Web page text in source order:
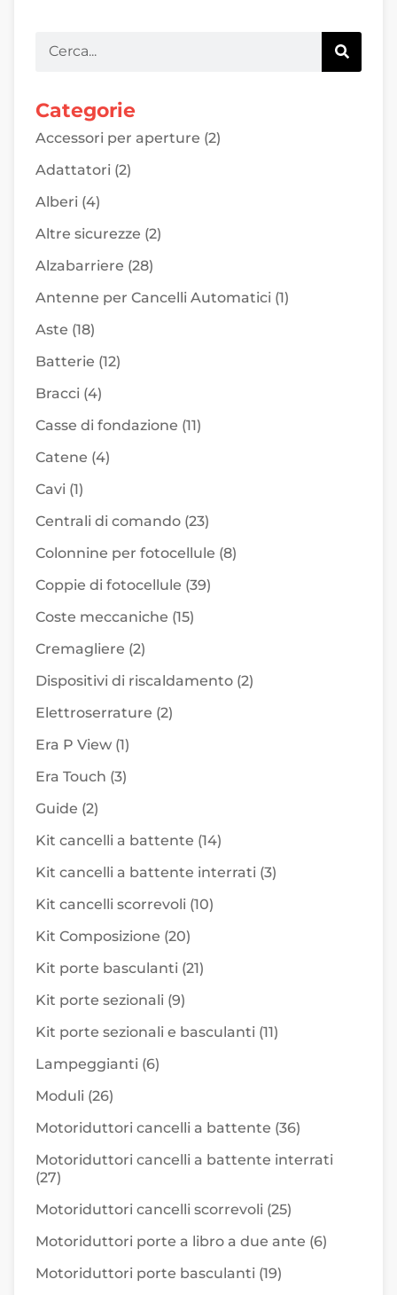
Categorie
Accessori per aperture (2)
Adattatori (2)
Alberi (4)
Altre sicurezze (2)
Alzabarriere (28)
Antenne per Cancelli Automatici (1)
Aste (18)
Batterie (12)
Bracci (4)
Casse di fondazione (11)
Catene (4)
Cavi (1)
Centrali di comando (23)
Colonnine per fotocellule (8)
Coppie di fotocellule (39)
Coste meccaniche (15)
Cremagliere (2)
Dispositivi di riscaldamento (2)
Elettroserrature (2)
Era P View (1)
Era Touch (3)
Guide (2)
Kit cancelli a battente (14)
Kit cancelli a battente interrati (3)
Kit cancelli scorrevoli (10)
Kit Composizione (20)
Kit porte basculanti (21)
Kit porte sezionali (9)
Kit porte sezionali e basculanti (11)
Lampeggianti (6)
Moduli (26)
Motoriduttori cancelli a battente (36)
Motoriduttori cancelli a battente interrati
(27)
Motoriduttori cancelli scorrevoli (25)
Motoriduttori porte a libro a due ante (6)
Motoriduttori porte basculanti (19)